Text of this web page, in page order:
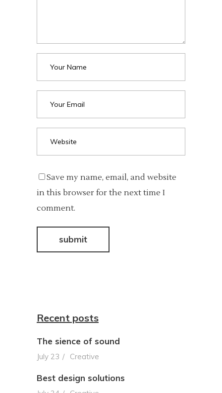
Save my name, email, and website
in this browser for the next time I
comment.
Recent posts
The sience of sound
July 23 Creative
Best design solutions